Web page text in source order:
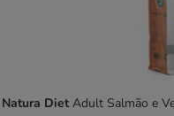
Natura DietAdult Salmão e